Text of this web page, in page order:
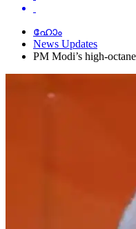
ഹോം
News Updates
PM Modi’s high-